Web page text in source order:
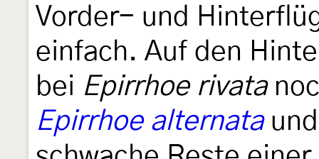
Vorder- und
einfach. Auf den
bei Epirrhoe rivata
Epirrhoe alternataund